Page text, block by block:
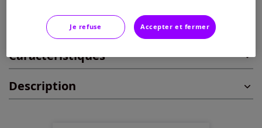
46/48 -Disponible dans 2 semaines
50/52 -Disponible dans 2 semaines
54/56 -Disponible dans 2 semaines
Ajouter au panier
Caractéristiques
Description
Je refuse Accepter et fermer